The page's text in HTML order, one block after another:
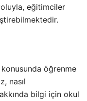
eğitimciler
öğrenme
nasıl
bilgi için okul